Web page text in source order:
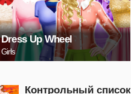
Dress Up Wheel
Girls
Контрольный список